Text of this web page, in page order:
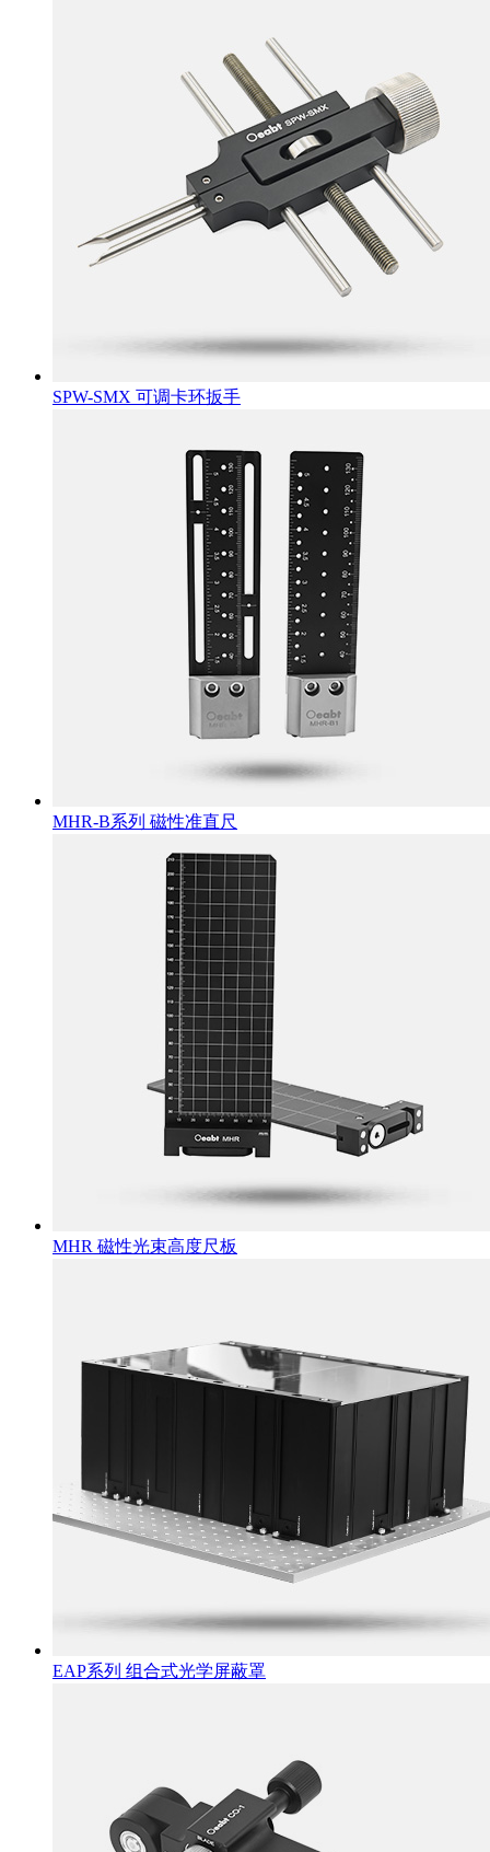
SPW-SMX 可调卡环扳手
MHR-B系列 磁性准直尺
MHR 磁性光束高度尺板
EAP系列 组合式光学屏蔽罩